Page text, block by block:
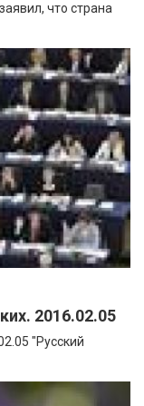
что страна
2016.02.05
"Русский